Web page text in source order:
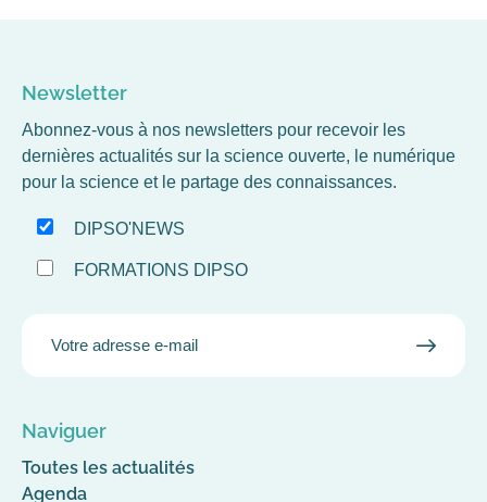
Newsletter
Abonnez-vous à nos newsletters pour recevoir les
dernières actualités sur la science ouverte, le numérique
pour la science et le partage des connaissances.
DIPSO'NEWS
FORMATIONS DIPSO
Naviguer
Toutes les actualités
Agenda